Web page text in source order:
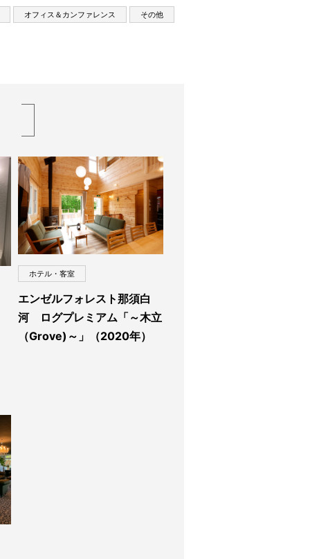
オフィス＆カンファレンス その他
ホテル・客室
エンゼルフォレスト那須白
河 ログプレミアム「～木立
（Grove)～」（2020年）